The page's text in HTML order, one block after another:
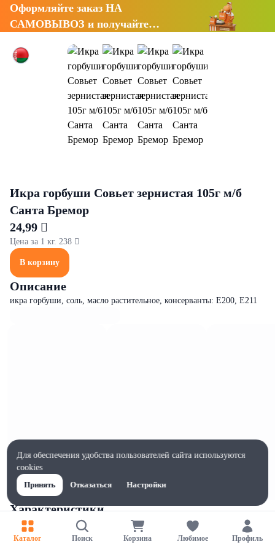
Оформляйте заказ НА
САМОВЫВОЗ и получайте
Икра горбуши Совьет зернистая 105г м/б
Санта Бремор
24,99 
Цена за 1 кг. 238 
В корзину
Описание
икра горбуши, соль, масло растительное, консерванты: Е200, Е211
Характеристики
Ширина, мм
76
Каталог Поиск Корзина Любимое Профиль
Для обеспечения удобства пользователей сайта используются
cookies
Принять
Отказаться Настройки